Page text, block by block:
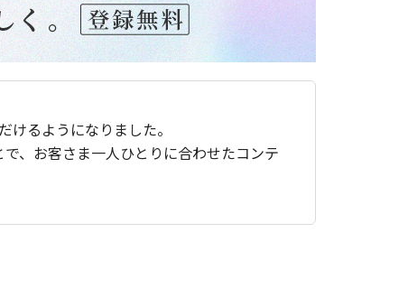
るようになりました。
、お客さま一人ひとりに合わせたコンテ